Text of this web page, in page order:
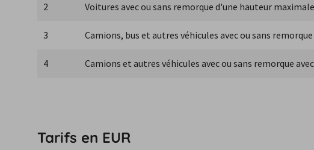
2 Voitures avec ou sans remorque d'une hauteur
3 Camions, bus et autres véhicules avec ou sans
4 Camions et autres véhicules avec ou sans remorque
Tarifs en EUR